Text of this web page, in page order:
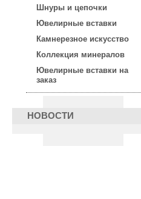
Шнуры и цепочки
Ювелирные вставки
Камнерезное искусство
Коллекция минералов
Ювелирные вставки на
заказ
НОВОСТИ